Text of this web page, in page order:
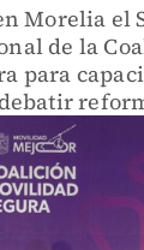
Morelia el
de la
para
a